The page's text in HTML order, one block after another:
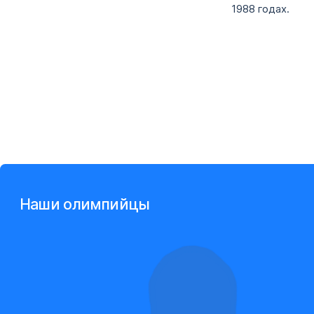
1988 годах.
Наши олимпийцы